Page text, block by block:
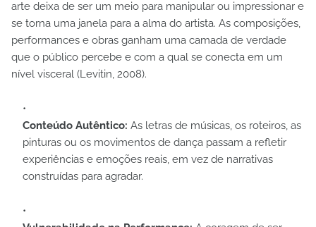
arte deixa de ser um meio para manipular ou impressionar e
se torna uma janela para a alma do artista. As composições,
performances e obras ganham uma camada de verdade
que o público percebe e com a qual se conecta em um
nível visceral (Levitin, 2008).
Conteúdo Autêntico: As letras de músicas, os roteiros, as
pinturas ou os movimentos de dança passam a refletir
experiências e emoções reais, em vez de narrativas
construídas para agradar.